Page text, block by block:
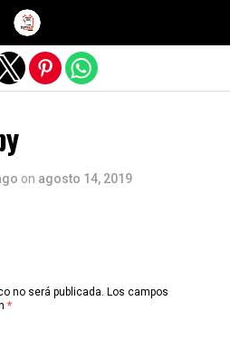
on agosto 14, 2019
no será publicada. Los campos
*
la versión móvil